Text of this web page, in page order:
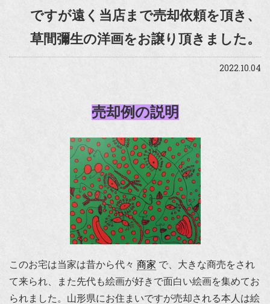
ですが遠く当店まで売却依頼を頂き、
草間彌生の洋画をお譲り頂きました。
2022.10.04
売却例の説明
このお宅は当家は昔から代々 商家 で、大きな商売をされ
て来られ、また先代も絵画が好きで面白い絵画を集めてお
られました。山形県にお住まいですが売却される本人は絵